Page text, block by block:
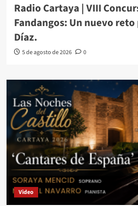
Radio Cartaya | VIII
Fandangos: Un nuevo
Díaz.
5 de agosto de 2026 0
Video